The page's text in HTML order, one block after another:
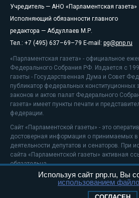
Учредитель — АНО «Парламентская газета»
Исполняющий обязанности главного
редактора — Абдуллаев М.Р.
Тел.: +7 (495) 637–69–79 E-mail: pg@pnp.ru
«Парламентская газета» - официальное
Федерального Собрания РФ. Издается с
газеты - Государственная Дума и Совет
публикатор федеральных
законов и актов палат Федерального
газета» имеет пункты печати и
федерации.
Сайт «Парламентской газеты» - это
достоверная информация о принимаемых в
деятельности депутатов и сенаторов. При
сайта «Парламентской газеты» активная
обязательна.
На информационном ресурсе применяются
Положение о защите персональных данных
Используя сайт pnp.ru, Вы
использованием